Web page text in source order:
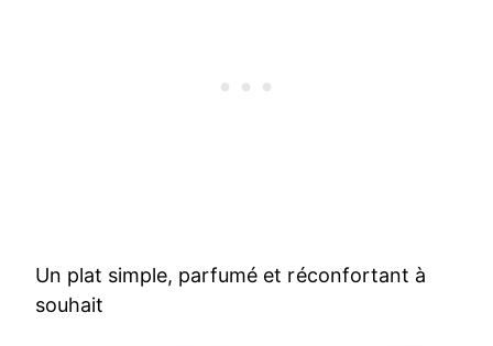
Un plat simple, parfumé et réconfortant à
souhait